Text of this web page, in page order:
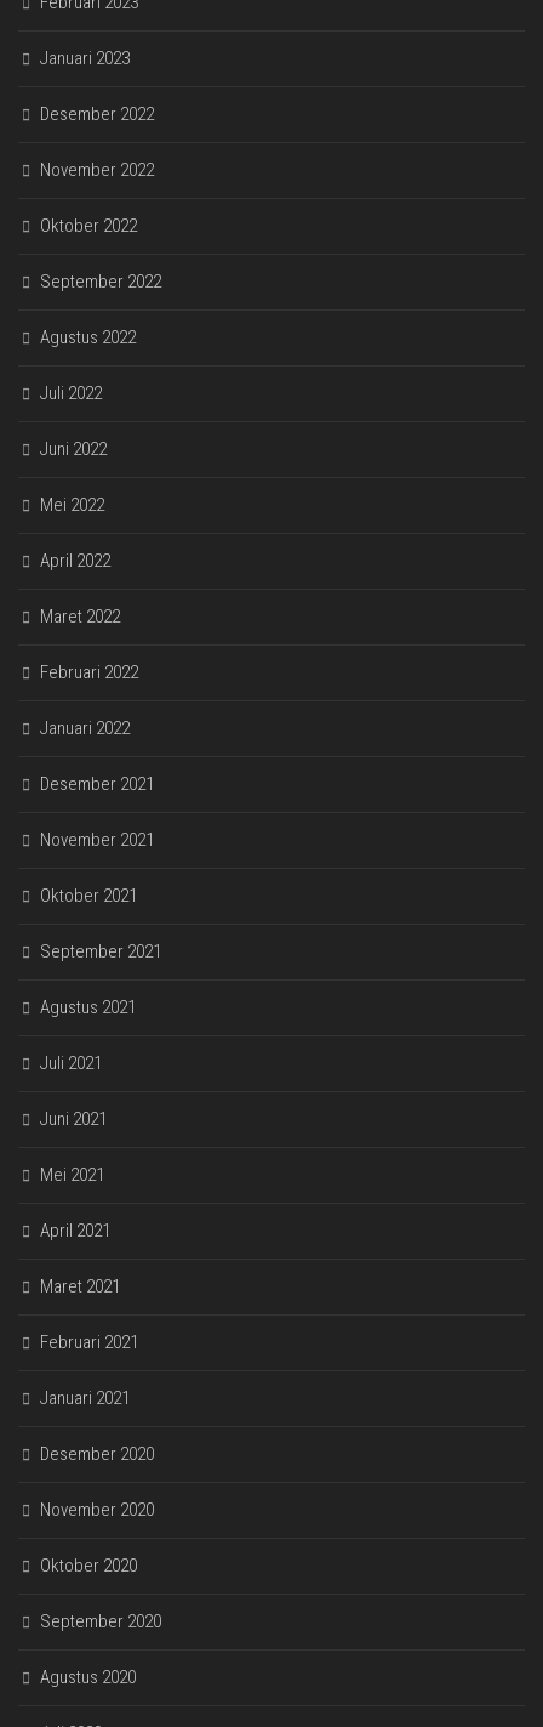
Januari 2023
Desember 2022
November 2022
Oktober 2022
September 2022
Agustus 2022
Juli 2022
Juni 2022
Mei 2022
April 2022
Maret 2022
Februari 2022
Januari 2022
Desember 2021
November 2021
Oktober 2021
September 2021
Agustus 2021
Juli 2021
Juni 2021
Mei 2021
April 2021
Maret 2021
Februari 2021
Januari 2021
Desember 2020
November 2020
Oktober 2020
September 2020
Agustus 2020